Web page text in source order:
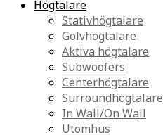
Högtalare
Stativhögtalare
Golvhögtalare
Aktiva högtalare
Subwoofers
Centerhögtalare
Surroundhögtalare
In Wall/On Wall
Utomhus